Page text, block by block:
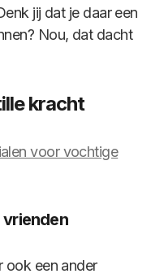
jij dat je daar een
Nou, dat dacht
kracht
voor vochtige
vrienden
ook een ander